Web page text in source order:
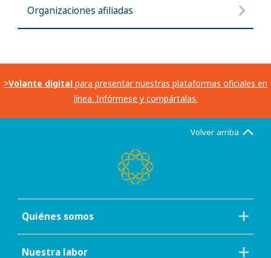
Organizaciones afiliadas
>Volante digital para presentar nuestras plataformas oficiales en
línea. Infórmese y compártalas.
Volver arriba
Quiénes somos
Nuestra labor